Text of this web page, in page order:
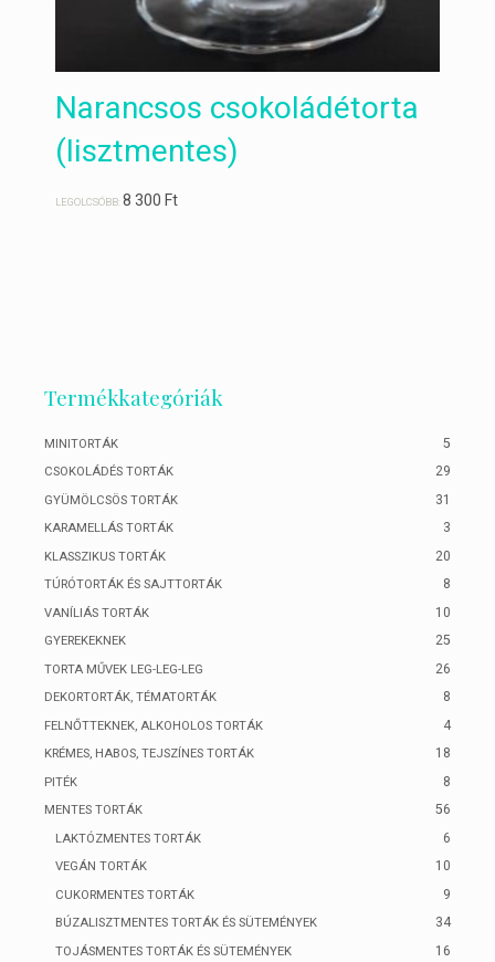
Narancsos csokoládétorta
(lisztmentes)
LEGOLCSÓBB:8 300Ft
Termékkategóriák
MINITORTÁK 5
CSOKOLÁDÉS TORTÁK 29
GYÜMÖLCSÖS TORTÁK 31
KARAMELLÁS TORTÁK 3
KLASSZIKUS TORTÁK 20
TÚRÓTORTÁK ÉS SAJTTORTÁK 8
VANÍLIÁS TORTÁK 10
GYEREKEKNEK 25
TORTA MŰVEK LEG-LEG-LEG 26
DEKORTORTÁK, TÉMATORTÁK 8
FELNŐTTEKNEK, ALKOHOLOS TORTÁK 4
KRÉMES, HABOS, TEJSZÍNES TORTÁK 18
PITÉK 8
MENTES TORTÁK 56
LAKTÓZMENTES TORTÁK 6
VEGÁN TORTÁK 10
CUKORMENTES TORTÁK 9
BÚZALISZTMENTES TORTÁK ÉS SÜTEMÉNYEK 34
TOJÁSMENTES TORTÁK ÉS SÜTEMÉNYEK 16